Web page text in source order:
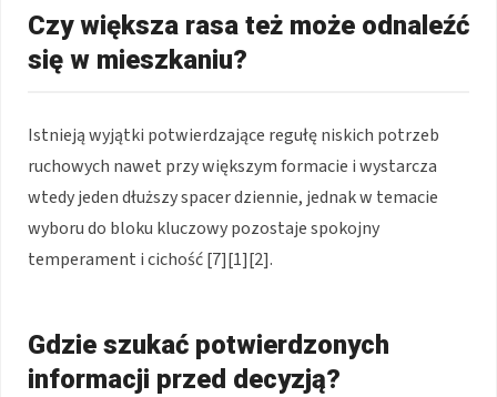
Czy większa rasa też może odnaleźć
się w mieszkaniu?
Istnieją wyjątki potwierdzające regułę niskich potrzeb
ruchowych nawet przy większym formacie i wystarcza
wtedy jeden dłuższy spacer dziennie, jednak w temacie
wyboru do bloku kluczowy pozostaje spokojny
temperament i cichość [7][1][2].
Gdzie szukać potwierdzonych
informacji przed decyzją?